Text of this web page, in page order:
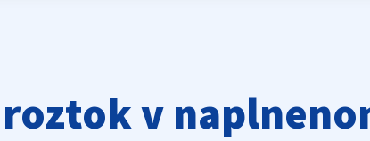
v